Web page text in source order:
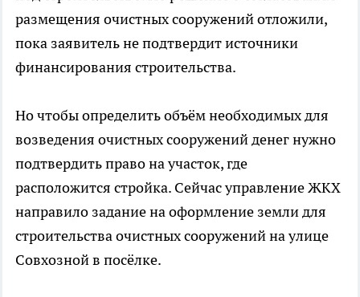
размещения очистных сооружений отложили,
пока заявитель не подтвердит источники
финансирования строительства.
Но чтобы определить объём необходимых для
возведения очистных сооружений денег нужно
подтвердить право на участок, где
расположится стройка. Сейчас управление ЖКХ
направило задание на оформление земли для
строительства очистных сооружений на улице
Совхозной в посёлке.